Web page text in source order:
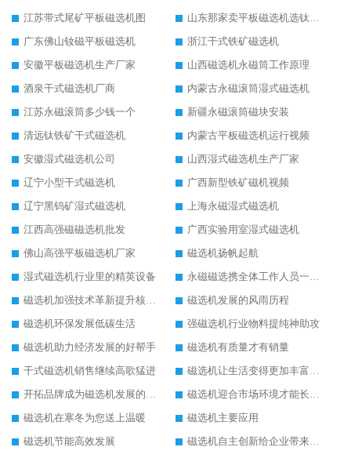
江苏带式尾矿平板磁选机图
山东那家卖平板磁选机选钛矿用
广东佛山钕磁平板磁选机
浙江干式铁矿磁选机
安徽平板磁选机生产厂家
山西磁选机永磁筒工作原理
酒泉干式磁选机厂商
内蒙古永磁滚筒湿式磁选机
江苏永磁滚筒多少钱一个
新疆永磁滚筒磁块安装
清远钛铁矿干式磁选机
内蒙古平板磁选机运行视频
安徽湿式磁选机公司
山西湿式磁选机生产厂家
辽宁小型干式磁选机
广西新型铁矿磁机视频
辽宁黑钨矿湿式磁选机
上海永磁湿式磁选机
江西高强磁磁选机批发
广西实验用室湿式磁选机
佛山高强平板磁选机厂家
磁选机扬帆起航
湿式磁选机行业里的精英设备
永磁磁选携全体工作人员一起闯
磁选机加强技术革新提升核心竞争力
磁选机发展的风雨历程
磁选机环保发展低碳生活
强磁选机行业物料提纯神助攻
磁选机助力经济发展的好帮手
磁选机有质量才有销量
干式磁选机销售继续高歌猛进
磁选机让生活变得更加丰富多彩
开拓品牌成为磁选机发展的有效武器
磁选机迎合市场环境才能长远发展
磁选机在寒冬为您送上温暖
磁选机主要应用
磁选机节能高效发展
磁选机自主创新给企业带来了阳光